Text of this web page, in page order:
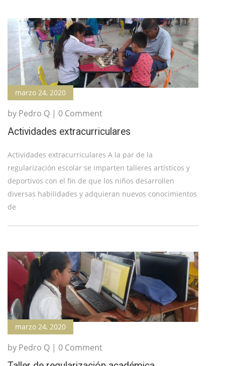
marzo 24, 2020
by Pedro Q | 0 Comment
Actividades extracurriculares
Actividades extracurriculares A la par de la
regularización escolar se imparten talleres artísticos y
deportivos con el fin de que los niños desarrollen
diversas habilidades y adquieran nuevos conocimientos
de
marzo 24, 2020
by Pedro Q | 0 Comment